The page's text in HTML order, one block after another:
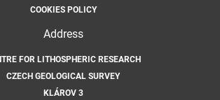
COOKIES POLICY
Address
FOR LITHOSPHERIC RESEARCH
CZECH GEOLOGICAL SURVEY
KLÁROV 3